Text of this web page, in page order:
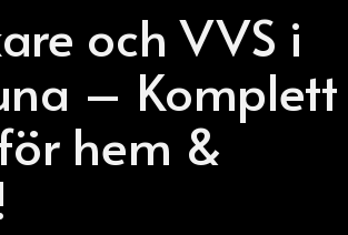
och VVS i
– Komplett
hem &